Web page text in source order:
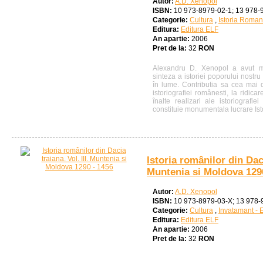
ISBN: 10 973-8979-02-1; 13 978-
Categorie: Cultura , Istoria
Editura: Editura ELF
An apartie: 2006
Pret de la: 32 RON
Alexandru D. Xenopol a avut
sinteza a istoriei poporului
în lume. Contributia sa cea mai
istoriografiei românesti, la
înalte realizari ale
constituie monumentala lucrare
Istoria românilor din
Muntenia si Moldova
Autor: A.D. Xenopol
ISBN: 10 973-8979-03-X; 13
Categorie: Cultura , Invatamant -
Editura: Editura ELF
An apartie: 2006
Pret de la: 32 RON